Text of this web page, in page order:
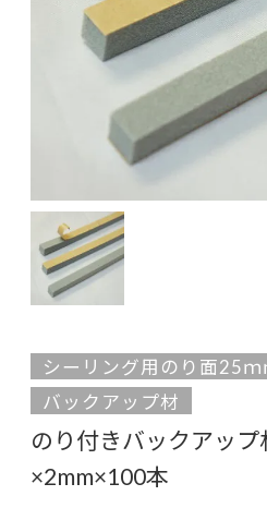
シーリング用のり面25ｍ
バックアップ材
のり付きバックアップ
×2mm×100本